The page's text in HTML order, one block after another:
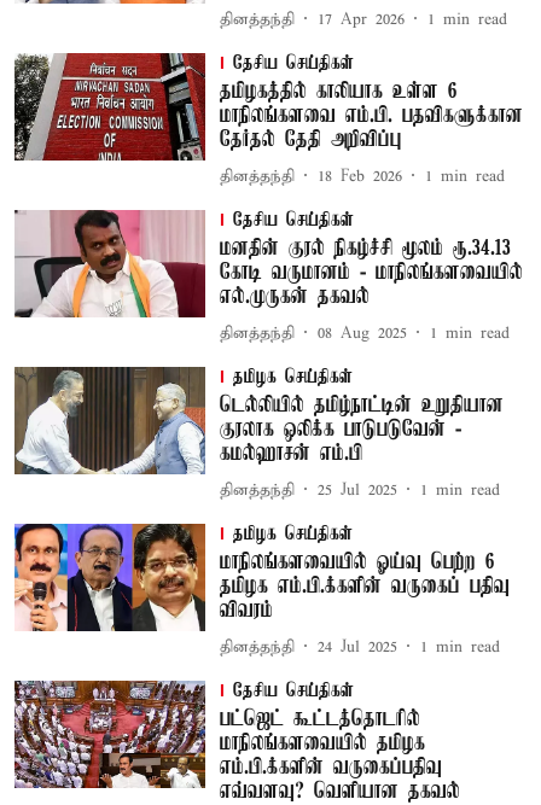
தினத்தந்தி 17 Apr 2026 1 min read
தேசிய செய்திகள்
தமிழகத்தில் காலியாக உள்ள 6
மாநிலங்களவை எம்.பி. பதவிகளுக்கான
தேர்தல் தேதி அறிவிப்பு
தினத்தந்தி 18 Feb 2026 1 min read
தேசிய செய்திகள்
மனதின் குரல் நிகழ்ச்சி மூலம் ரூ.34.13
கோடி வருமானம் - மாநிலங்களவையில்
எல்.முருகன் தகவல்
தினத்தந்தி 08 Aug 2025 1 min read
தமிழக செய்திகள்
டெல்லியில் தமிழ்நாட்டின் உறுதியான
குரலாக ஒலிக்க பாடுபடுவேன் -
கமல்ஹாசன் எம்.பி
தினத்தந்தி 25 Jul 2025 1 min read
தமிழக செய்திகள்
மாநிலங்களவையில் ஓய்வு பெற்ற 6
தமிழக எம்.பி.க்களின் வருகைப் பதிவு
விவரம்
தினத்தந்தி 24 Jul 2025 1 min read
தேசிய செய்திகள்
பட்ஜெட் கூட்டத்தொடரில்
மாநிலங்களவையில் தமிழக
எம்.பி.க்களின் வருகைப்பதிவு
எவ்வளவு? வெளியான தகவல்